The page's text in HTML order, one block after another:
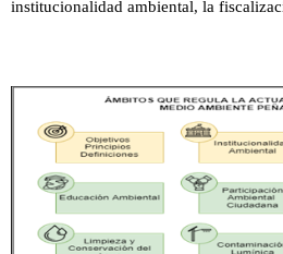
institucionalidad ambiental, la